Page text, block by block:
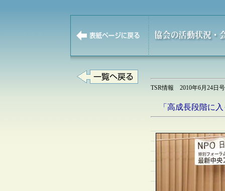
TSR情報 2010年6月24日
「高成長段階に